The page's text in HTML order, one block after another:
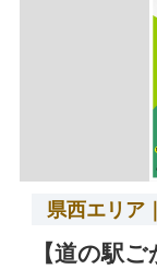
県西エリア
【道の駅